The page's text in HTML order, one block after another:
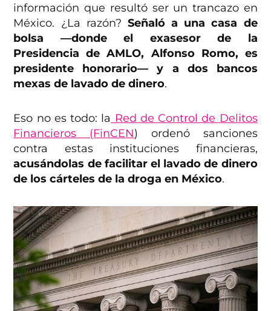
información que resultó ser un trancazo en
México. ¿La razón? Señaló a una casa de
bolsa —donde el exasesor de la
Presidencia de AMLO, Alfonso Romo, es
presidente honorario— y a dos bancos
mexas de lavado de dinero.
Eso no es todo: la Red de Control de Delitos
Financieros (FinCEN) ordenó sanciones
contra estas instituciones financieras,
acusándolas de facilitar el lavado de dinero
de los cárteles de la droga en México.